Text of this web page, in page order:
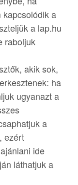
a
a lap.hu
raboljuk
akik sok,
ha
ugyanazt a
a
ezért
ide
láthatjuk a